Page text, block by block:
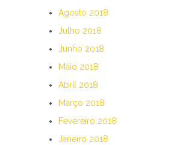
Agosto 2018
Julho 2018
Junho 2018
Maio 2018
Abril 2018
Março 2018
Fevereiro 2018
Janeiro 2018